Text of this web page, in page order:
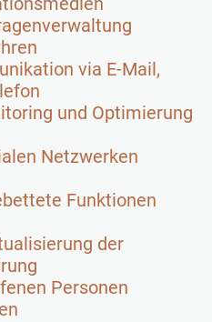
via E-Mail,
und Optimierung
Netzwerken
Funktionen
der
Personen